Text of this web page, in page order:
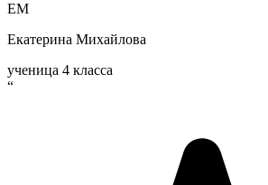
ЕМ
Екатерина Михайлова
ученица 4 класса
“